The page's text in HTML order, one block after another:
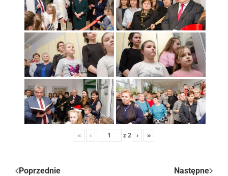
« ‹ z2 › »
Poprzednie Następne